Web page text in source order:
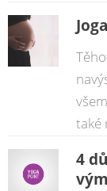
také
4